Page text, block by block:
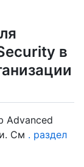
в
Advanced
См . раздел